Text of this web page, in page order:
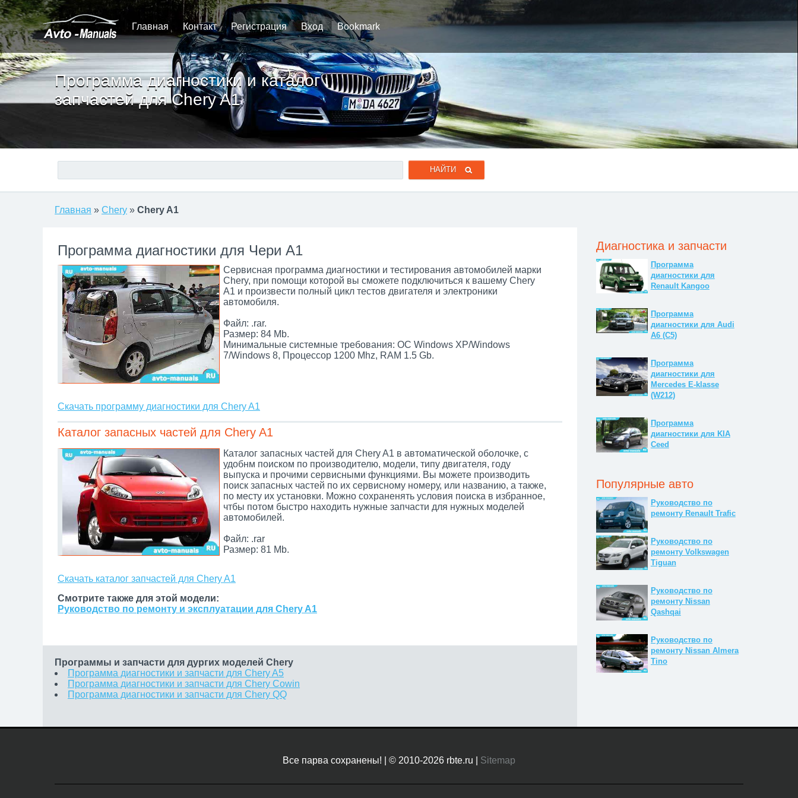
Главная Контакт Регистрация Вход Bookmark
Программа диагностики и каталог
запчастей для Chery A1
Главная » Chery » Chery A1
Программа диагностики для Чери A1
Сервисная программа диагностики и тестирования автомобилей марки
Chery, при помощи которой вы сможете подключиться к вашему Chery
A1 и произвести полный цикл тестов двигателя и электроники
автомобиля.
Файл: .rar.
Размер: 84 Mb.
Минимальные системные требования: ОС Windows XP/Windows
7/Windows 8, Процессор 1200 Mhz, RAM 1.5 Gb.
Скачать программу диагностики для Chery A1
Каталог запасных частей для Chery A1
Каталог запасных частей для Chery A1 в автоматической оболочке, с
удобнм поиском по производителю, модели, типу двигателя, году
выпуска и прочими сервисными функциями. Вы можете производить
поиск запасных частей по их сервисному номеру, или названию, а также,
по месту их установки. Можно сохраненять условия поиска в избранное,
чтбы потом быстро находить нужные запчасти для нужных моделей
автомобилей.
Файл: .rar
Размер: 81 Mb.
Скачать каталог запчастей для Chery A1
Смотрите также для этой модели:
Руководство по ремонту и эксплуатации для Chery A1
Программы и запчасти для дургих моделей Chery
Программа диагностики и запчасти для Chery A5
Программа диагностики и запчасти для Chery Cowin
Программа диагностики и запчасти для Chery QQ
Диагностика и запчасти
Программа
диагностики для
Renault Kangoo
Программа
диагностики для Audi
A6 (C5)
Программа
диагностики для
Mercedes E-klasse
(W212)
Программа
диагностики для KIA
Ceed
Популярные авто
Руководство по
ремонту Renault Trafic
Руководство по
ремонту Volkswagen
Tiguan
Руководство по
ремонту Nissan
Qashqai
Руководство по
ремонту Nissan Almera
Tino
Все парва сохранены! | © 2010-2026 rbte.ru | Sitemap